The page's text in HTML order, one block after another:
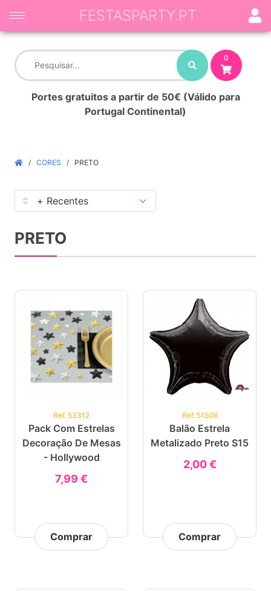
0
Portes gratuitos a partir de 50€ (Válido para
Portugal Continental)
FESTASPARTY.PT
CORES PRETO
PRETO
Ref. 53312
Pack Com Estrelas
Decoração De Mesas
- Hollywood
7,99 €
Comprar
Ref. 51506
Balão Estrela
Metalizado Preto S15
2,00 €
Comprar